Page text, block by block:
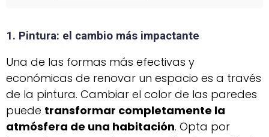
1. Pintura: el cambio más impactante
Una de las formas más efectivas y
económicas de renovar un espacio es a través
de la pintura. Cambiar el color de las paredes
puede transformar completamente la
atmósfera de una habitación. Opta por